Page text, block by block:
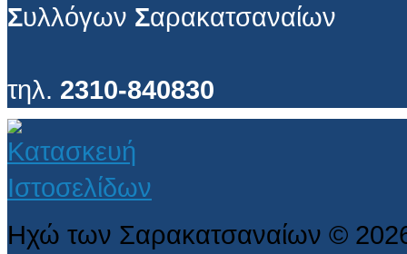
Συλλόγων Σαρακατσαναίων
τηλ. 2310-840830
Ηχώ των Σαρακατσαναίων ©